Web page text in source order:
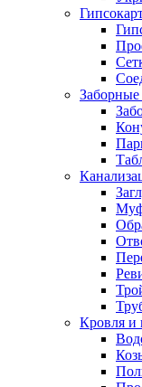
Кровля и